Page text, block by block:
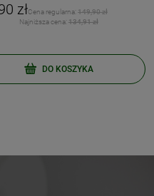
złCena regularna: 149,90 zł
Najniższa cena: 134,91 zł
DO KOSZYKA
prywatności